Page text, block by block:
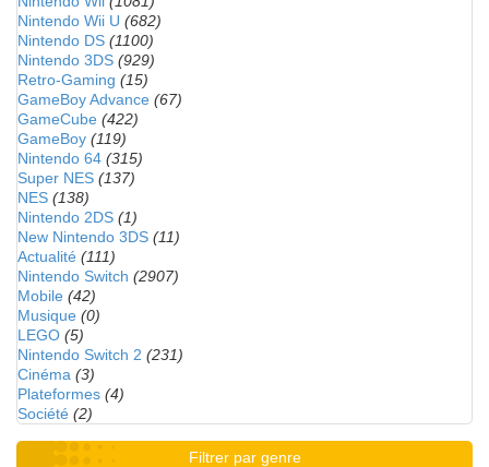
Nintendo Wii U (682)
Nintendo DS (1100)
Nintendo 3DS (929)
Retro-Gaming (15)
GameBoy Advance (67)
GameCube (422)
GameBoy (119)
Nintendo 64 (315)
Super NES (137)
NES (138)
Nintendo 2DS (1)
New Nintendo 3DS (11)
Actualité (111)
Nintendo Switch (2907)
Mobile (42)
Musique (0)
LEGO (5)
Nintendo Switch 2 (231)
Cinéma (3)
Plateformes (4)
Société (2)
Filtrer par genre